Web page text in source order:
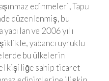
edinmeleri, Tapu
düzenlenmiş, bu
ve 2006 yılı
yabancı uyruklu
bu ülkelerin
kişiliğe sahip ticaret